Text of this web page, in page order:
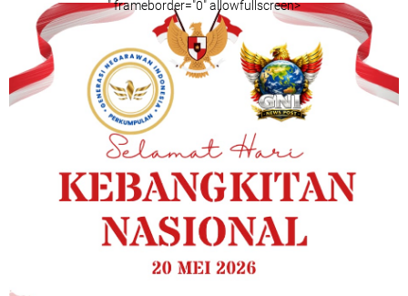
" frameborder="0" allowfullscreen>